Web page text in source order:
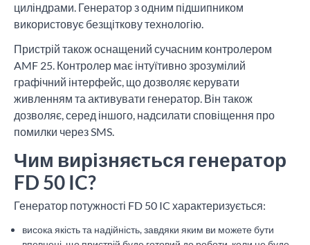
циліндрами. Генератор з одним підшипником
використовує безщіткову технологію.
Пристрій також оснащений сучасним контролером
AMF 25. Контролер має інтуїтивно зрозумілий
графічний інтерфейс, що дозволяє керувати
живленням та активувати генератор. Він також
дозволяє, серед іншого, надсилати сповіщення про
помилки через SMS.
Чим вирізняється генератор
FD 50 IC?
Генератор потужності FD 50 IC характеризується:
висока якість та надійність, завдяки яким ви можете бути